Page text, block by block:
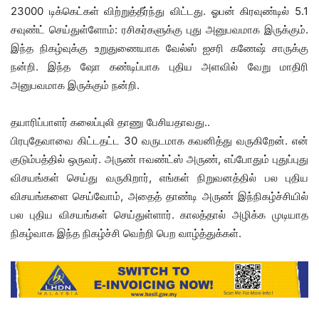
23000 டிக்கெட்கள் விற்றுத்தீர்ந்து விட்டது. ஓபன் கிரவுண்டில் 5.1
சவுண்ட் செய்துள்ளோம்: ரசிகர்களுக்கு புது அனுபவமாக இருக்கும்.
இந்த நிகழ்வுக்கு உறுதுணையாக வேல்ஸ் ஐசரி கணேஷ் சாருக்கு
நன்றி. இந்த ஷோ கண்டிப்பாக புதிய அளவில் வேறு மாதிரி
அனுபவமாக இருக்கும் நன்றி.
தயாரிப்பாளர் கலைப்புலி தாணு பேசியதாவது..
பிரபுதேவாவை கிட்டதட்ட 30 வருடமாக கவனித்து வருகிறேன். என்
குடும்பத்தில் ஒருவர். அருண் ஈவண்ட்ஸ் அருண், எப்போதும் புதுப்புது
விசயங்கள் செய்து வருகிறார், எங்கள் நிறுவனத்தில் பல புதிய
விசயங்களை செய்வோம், அதைத் தாண்டி அருண் இந்நிகழ்ச்சியில்
பல புதிய விசயங்கள் செய்துள்ளார். காலத்தால் அழிக்க முடியாத
நிகழ்வாக இந்த நிகழ்ச்சி வெற்றி பெற வாழ்த்துக்கள்.